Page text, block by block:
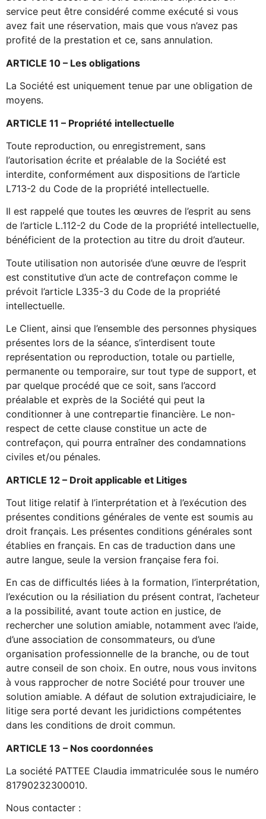
service peut être considéré comme exécuté si vous
avez fait une réservation, mais que vous n’avez pas
profité de la prestation et ce, sans annulation.
ARTICLE 10 – Les obligations
La Société est uniquement tenue par une obligation de
moyens.
ARTICLE 11 – Propriété intellectuelle
Toute reproduction, ou enregistrement, sans
l’autorisation écrite et préalable de la Société est
interdite, conformément aux dispositions de l’article
L713-2 du Code de la propriété intellectuelle.
Il est rappelé que toutes les œuvres de l’esprit au sens
de l’article L.112-2 du Code de la propriété intellectuelle,
bénéficient de la protection au titre du droit d’auteur.
Toute utilisation non autorisée d’une œuvre de l’esprit
est constitutive d’un acte de contrefaçon comme le
prévoit l’article L335-3 du Code de la propriété
intellectuelle.
Le Client, ainsi que l’ensemble des personnes physiques
présentes lors de la séance, s’interdisent toute
représentation ou reproduction, totale ou partielle,
permanente ou temporaire, sur tout type de support, et
par quelque procédé que ce soit, sans l’accord
préalable et exprès de la Société qui peut la
conditionner à une contrepartie financière. Le non-
respect de cette clause constitue un acte de
contrefaçon, qui pourra entraîner des condamnations
civiles et/ou pénales.
ARTICLE 12 – Droit applicable et Litiges
Tout litige relatif à l’interprétation et à l’exécution des
présentes conditions générales de vente est soumis au
droit français. Les présentes conditions générales sont
établies en français. En cas de traduction dans une
autre langue, seule la version française fera foi.
En cas de difficultés liées à la formation, l’interprétation,
l’exécution ou la résiliation du présent contrat, l’acheteur
a la possibilité, avant toute action en justice, de
rechercher une solution amiable, notamment avec l’aide,
d’une association de consommateurs, ou d’une
organisation professionnelle de la branche, ou de tout
autre conseil de son choix. En outre, nous vous invitons
à vous rapprocher de notre Société pour trouver une
solution amiable. A défaut de solution extrajudiciaire, le
litige sera porté devant les juridictions compétentes
dans les conditions de droit commun.
ARTICLE 13 – Nos coordonnées
La société PATTEE Claudia immatriculée sous le numéro
81790232300010.
Nous contacter :